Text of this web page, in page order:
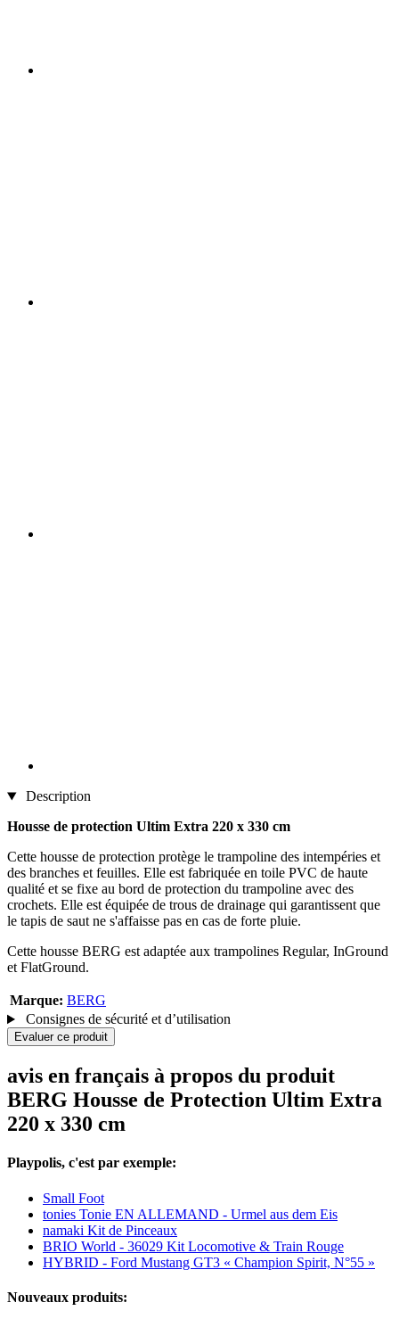
Description
Housse de protection Ultim Extra 220 x 330 cm
Cette housse de protection protège le trampoline des intempéries et
des branches et feuilles. Elle est fabriquée en toile PVC de haute
qualité et se fixe au bord de protection du trampoline avec des
crochets. Elle est équipée de trous de drainage qui garantissent que
le tapis de saut ne s'affaisse pas en cas de forte pluie.
Cette housse BERG est adaptée aux trampolines Regular, InGround
et FlatGround.
Marque: BERG
Consignes de sécurité et d’utilisation
Evaluer ce produit
avis en français à propos du produit
BERG Housse de Protection Ultim Extra
220 x 330 cm
Playpolis, c'est par exemple:
Small Foot
tonies Tonie EN ALLEMAND - Urmel aus dem Eis
namaki Kit de Pinceaux
BRIO World - 36029 Kit Locomotive & Train Rouge
HYBRID - Ford Mustang GT3 « Champion Spirit, N°55 »
Nouveaux produits: